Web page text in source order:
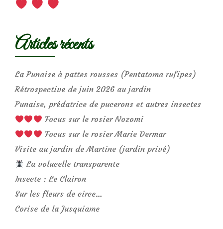
Articles récents
La Punaise à pattes rousses (Pentatoma rufipes)
Rétrospective de juin 2026 au jardin
Punaise, prédatrice de pucerons et autres insectes
Focus sur le rosier Nozomi
Focus sur le rosier Marie Dermar
Visite au jardin de Martine (jardin privé)
La volucelle transparente
Insecte : Le Clairon
Sur les fleurs de circe…
Corise de la Jusquiame